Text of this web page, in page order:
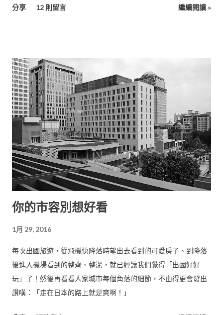
去製作電腦動畫。 現代的電影預算主要是貴在「明星」、「場景
分享 12 則留言 繼續閱讀 »
你的市容別想好看
1月 29, 2016
每次出國旅遊，從飛機快降落時望出去看到的可愛房子、到降落
後進入機場看到的整齊、整潔，就已經讓我們覺得「出國好好
玩」了！然後再看看人家城市每個角落的細節，不由得更會發出
讚嘆：「走在日本的路上就是爽啊！」